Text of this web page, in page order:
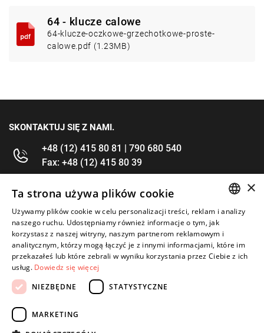
64 - klucze calowe
64-klucze-oczkowe-grzechotkowe-proste-
calowe.pdf (1.23MB)
SKONTAKTUJ SIĘ Z NAMI.
+48 (12) 415 80 81 | 790 680 540
Fax: +48 (12) 415 80 39
kontakt@im-narzedzia.pl
INFORMACJE
OFERTA
MOJE KONTO
OBSERWUJ NAS
ENGLISH
×
Ta strona używa plików cookie
Używamy plików cookie w celu personalizacji treści, reklam i analizy
naszego ruchu. Udostępniamy również informacje o tym, jak
korzystasz z naszej witryny, naszym partnerom reklamowym i
analitycznym, którzy mogą łączyć je z innymi informacjami, które im
przekazałeś lub które zebrali w wyniku korzystania przez Ciebie z ich
usług. Dowiedz się więcej
NIEZBĘDNE
STATYSTYCZNE
MARKETING